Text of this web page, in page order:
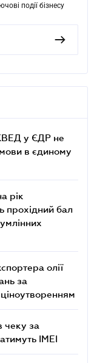
події бізнесу
у ЄДР не
в єдиному
рік
прохідний бал
олії
за
чеку за
IMEI